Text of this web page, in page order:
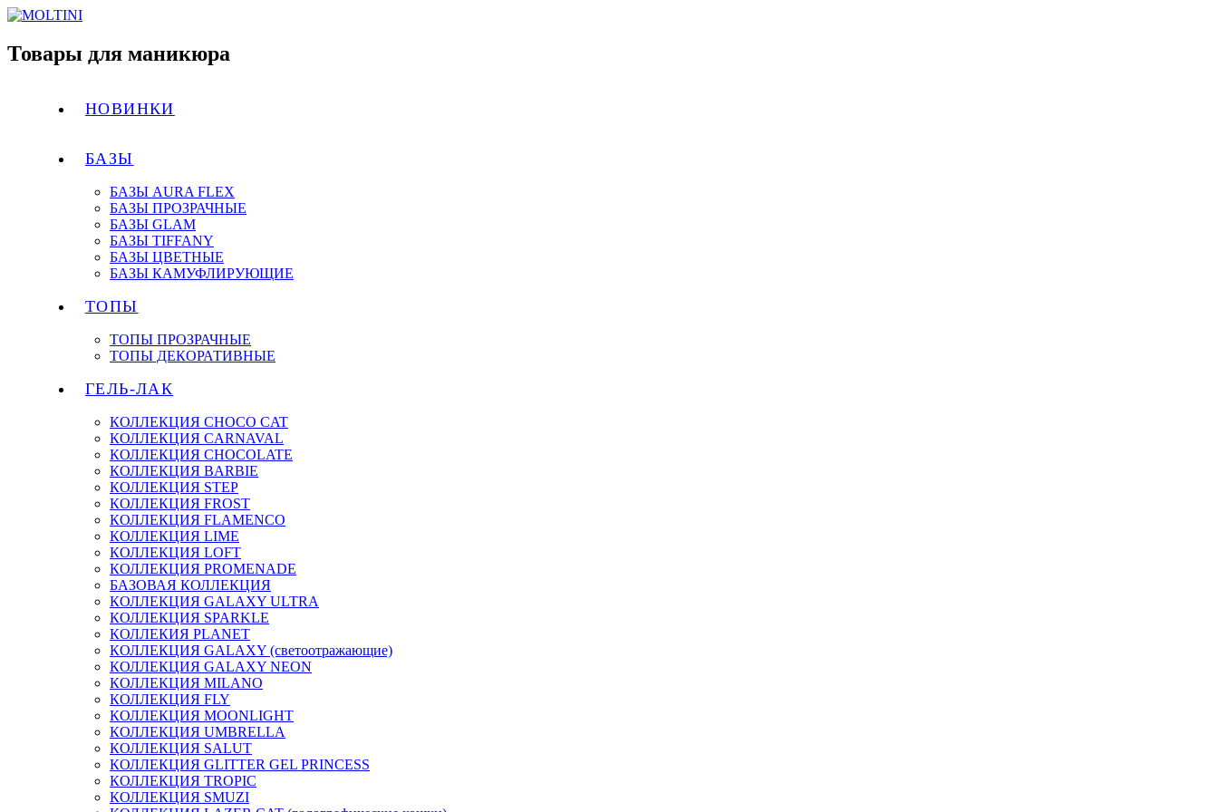
Товары для маникюра
НОВИНКИ
БАЗЫ
БАЗЫ AURA FLEX
БАЗЫ ПРОЗРАЧНЫЕ
БАЗЫ GLAM
БАЗЫ TIFFANY
БАЗЫ ЦВЕТНЫЕ
БАЗЫ КАМУФЛИРУЮЩИЕ
ТОПЫ
ТОПЫ ПРОЗРАЧНЫЕ
ТОПЫ ДЕКОРАТИВНЫЕ
ГЕЛЬ-ЛАК
КОЛЛЕКЦИЯ CHOCO CAT
КОЛЛЕКЦИЯ CARNAVAL
КОЛЛЕКЦИЯ CHOCOLATE
КОЛЛЕКЦИЯ BARBIE
КОЛЛЕКЦИЯ STEP
КОЛЛЕКЦИЯ FROST
КОЛЛЕКЦИЯ FLAMENCO
КОЛЛЕКЦИЯ LIME
КОЛЛЕКЦИЯ LOFT
КОЛЛЕКЦИЯ PROMENADE
БАЗОВАЯ КОЛЛЕКЦИЯ
КОЛЛЕКЦИЯ GALAXY ULTRA
КОЛЛЕКЦИЯ SPARKLE
КОЛЛЕКИЯ PLANET
КОЛЛЕКЦИЯ GALAXY (светоотражающие)
КОЛЛЕКЦИЯ GALAXY NEON
КОЛЛЕКЦИЯ MILANO
КОЛЛЕКЦИЯ FLY
КОЛЛЕКЦИЯ MOONLIGHT
КОЛЛЕКЦИЯ UMBRELLA
КОЛЛЕКЦИЯ SALUT
КОЛЛЕКЦИЯ GLITTER GEL PRINCESS
КОЛЛЕКЦИЯ TROPIC
КОЛЛЕКЦИЯ SMUZI